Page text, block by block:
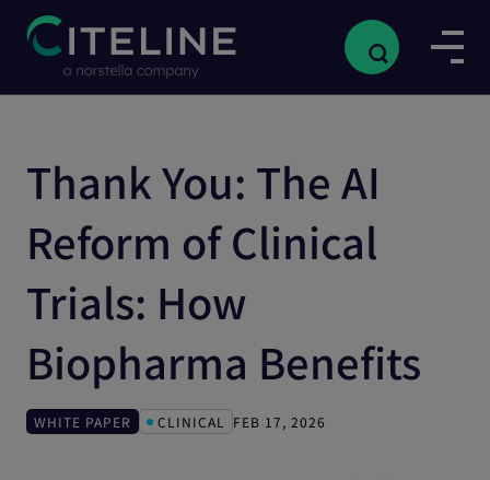
Thank You: The AI
Reform of Clinical
Trials: How
Biopharma Benefits
WHITE PAPER CLINICAL FEB 17, 2026